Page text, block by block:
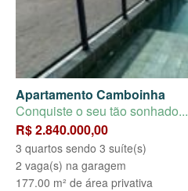
Apartamento Camboinha
Conquiste o seu tão sonhado...
R$ 2.840.000,00
3 quartos sendo 3 suíte(s)
2 vaga(s) na garagem
177.00 m² de área privativa